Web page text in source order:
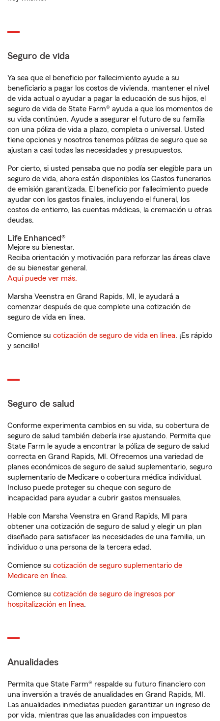
Seguro de vida
Ya sea que el beneficio por fallecimiento ayude a su
beneficiario a pagar los costos de vivienda, mantener el nivel
de vida actual o ayudar a pagar la educación de sus hijos, el
seguro de vida de State Farm® ayuda a que los momentos de
su vida continúen. Ayude a asegurar el futuro de su familia
con una póliza de vida a plazo, completa o universal. Usted
tiene opciones y nosotros tenemos pólizas de seguro que se
ajustan a casi todas las necesidades y presupuestos.
Por cierto, si usted pensaba que no podía ser elegible para un
seguro de vida, ahora están disponibles los Gastos funerarios
de emisión garantizada. El beneficio por fallecimiento puede
ayudar con los gastos finales, incluyendo el funeral, los
costos de entierro, las cuentas médicas, la cremación u otras
deudas.
Life Enhanced®
Mejore su bienestar.
Reciba orientación y motivación para reforzar las áreas clave
de su bienestar general.
Aquí puede ver más.
Marsha Veenstra en Grand Rapids, MI, le ayudará a
comenzar después de que complete una cotización de
seguro de vida en línea.
Comience su cotización de seguro de vida en línea. ¡Es rápido
y sencillo!
Seguro de salud
Conforme experimenta cambios en su vida, su cobertura de
seguro de salud también debería irse ajustando. Permita que
State Farm le ayude a encontrar la póliza de seguro de salud
correcta en Grand Rapids, MI. Ofrecemos una variedad de
planes económicos de seguro de salud suplementario, seguro
suplementario de Medicare o cobertura médica individual.
Incluso puede proteger su cheque con seguro de
incapacidad para ayudar a cubrir gastos mensuales.
Hable con Marsha Veenstra en Grand Rapids, MI para
obtener una cotización de seguro de salud y elegir un plan
diseñado para satisfacer las necesidades de una familia, un
individuo o una persona de la tercera edad.
Comience su cotización de seguro suplementario de
Medicare en línea.
Comience su cotización de seguro de ingresos por
hospitalización en línea.
Anualidades
Permita que State Farm® respalde su futuro financiero con
una inversión a través de anualidades en Grand Rapids, MI.
Las anualidades inmediatas pueden garantizar un ingreso de
por vida, mientras que las anualidades con impuestos